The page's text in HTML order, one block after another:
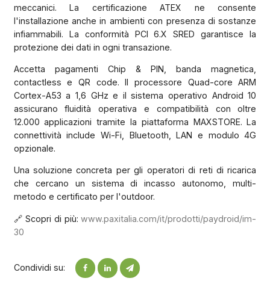
meccanici. La certificazione ATEX ne consente
l'installazione anche in ambienti con presenza di sostanze
infiammabili. La conformità PCI 6.X SRED garantisce la
protezione dei dati in ogni transazione.
Accetta pagamenti Chip & PIN, banda magnetica,
contactless e QR code. Il processore Quad-core ARM
Cortex-A53 a 1,6 GHz e il sistema operativo Android 10
assicurano fluidità operativa e compatibilità con oltre
12.000 applicazioni tramite la piattaforma MAXSTORE. La
connettività include Wi-Fi, Bluetooth, LAN e modulo 4G
opzionale.
Una soluzione concreta per gli operatori di reti di ricarica
che cercano un sistema di incasso autonomo, multi-
metodo e certificato per l'outdoor.
🔗 Scopri di più:www.paxitalia.com/it/prodotti/paydroid/im-
30
Condividi su: